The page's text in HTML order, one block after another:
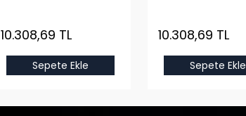
10.308,69 TL
Sepete Ekle
10.308,69 TL
Sepete Ekle